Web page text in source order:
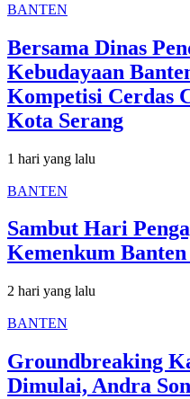
BANTEN
Bersama Dinas
Kebudayaan
Kompetisi Cerdas
Kota Serang
1 hari yang lalu
BANTEN
Sambut Hari
Kemenkum
2 hari yang lalu
BANTEN
Groundbreaking
Dimulai, Andra